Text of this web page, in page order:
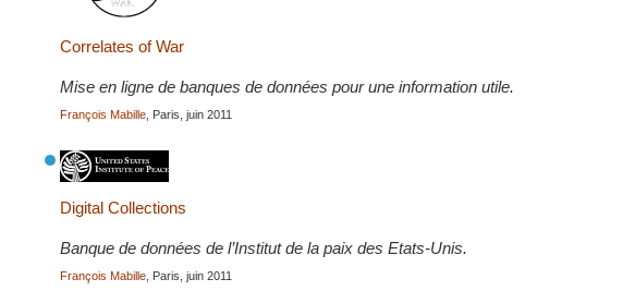
Correlates of War
Mise en ligne de banques de données pour une information utile.
François Mabille , Paris, juin 2011
Digital Collections
Banque de données de l’Institut de la paix des Etats-Unis.
François Mabille , Paris, juin 2011